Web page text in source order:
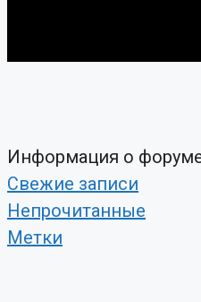
Информация о
Свежие записи
Непрочитанные
Метки